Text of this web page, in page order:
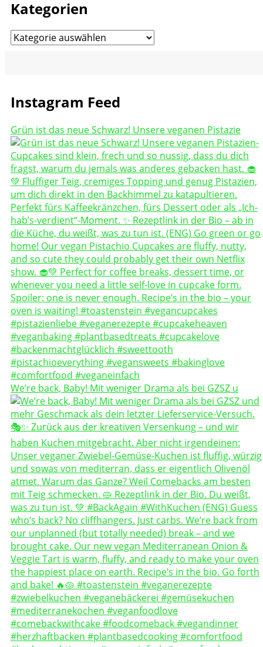
Kategorien
Kategorien
Instagram Feed
Grün ist das neue Schwarz! Unsere veganen Pistazie
We’re back, Baby! Mit weniger Drama als bei GZSZ u